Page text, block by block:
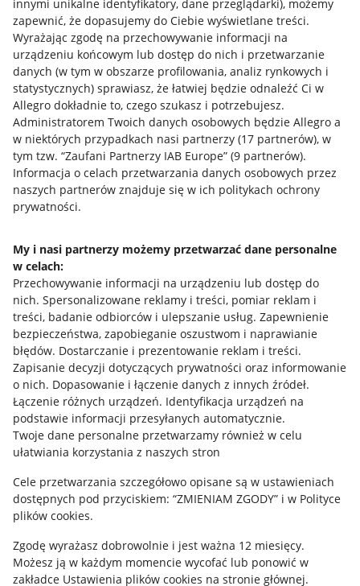
innymi unikalne identyfikatory, dane przeglądarki), możemy
zapewnić, że dopasujemy do Ciebie wyświetlane treści.
Wyrażając zgodę na przechowywanie informacji na
urządzeniu końcowym lub dostęp do nich i przetwarzanie
danych (w tym w obszarze profilowania, analiz rynkowych i
statystycznych) sprawiasz, że łatwiej będzie odnaleźć Ci w
Allegro dokładnie to, czego szukasz i potrzebujesz.
Administratorem Twoich danych osobowych będzie Allegro a
w niektórych przypadkach nasi partnerzy (17 partnerów), w
tym tzw. “Zaufani Partnerzy IAB Europe” (9 partnerów).
Informacja o celach przetwarzania danych osobowych przez
naszych partnerów znajduje się w ich politykach ochrony
prywatności.
My i nasi partnerzy możemy przetwarzać dane personalne
w celach:
Przechowywanie informacji na urządzeniu lub dostęp do
nich. Spersonalizowane reklamy i treści, pomiar reklam i
treści, badanie odbiorców i ulepszanie usług. Zapewnienie
bezpieczeństwa, zapobieganie oszustwom i naprawianie
błędów. Dostarczanie i prezentowanie reklam i treści.
Zapisanie decyzji dotyczących prywatności oraz informowanie
o nich. Dopasowanie i łączenie danych z innych źródeł.
Łączenie różnych urządzeń. Identyfikacja urządzeń na
podstawie informacji przesyłanych automatycznie.
Twoje dane personalne przetwarzamy również w celu
ułatwiania korzystania z naszych stron
Cele przetwarzania szczegółowo opisane są w ustawieniach
dostępnych pod przyciskiem: “ZMIENIAM ZGODY” i w Polityce
plików cookies.
Zgodę wyrażasz dobrowolnie i jest ważna 12 miesięcy.
Możesz ją w każdym momencie wycofać lub ponowić w
zakładce Ustawienia plików cookies na stronie głównej.
Przydatne informacje
Jak to działa
Allegro Gadane dla sprzedających
Allegro Gadane dla kupujących
Mapa miejscowości
Informacje prawne
Regulamin
Polityka plików "cookies"
Ustawienia plików "cookies"
Udostępnianie lokalizacji
Informacje dla Aktu o Usługach Cyfrowych
Pobierz aplikację